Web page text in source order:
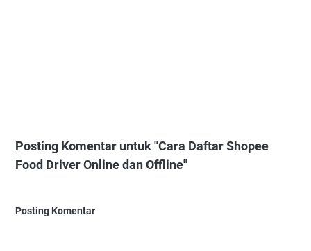
Posting Komentar untuk "Cara Daftar Shopee
Food Driver Online dan Offline"
Posting Komentar